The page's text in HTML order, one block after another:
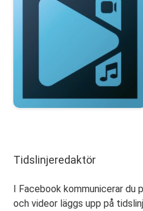
Tidslinjeredaktör
I Facebook kommunicerar du
och videor läggs upp på